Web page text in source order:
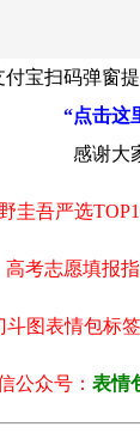
付宝扫码弹窗
“点击这
感谢大
圭吾严选
高考志愿填报指
斗图表情包
公众号： 表情